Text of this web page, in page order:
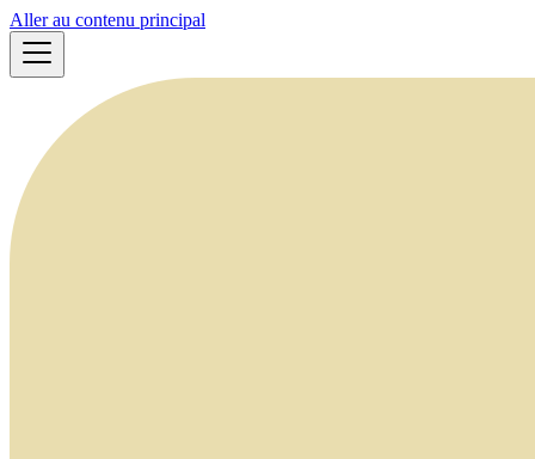
Aller au contenu principal